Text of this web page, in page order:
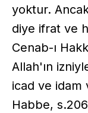
yoktur.
diye ifrat ve
Cenab-ı
Allah'ın
icad ve idam
Habbe,